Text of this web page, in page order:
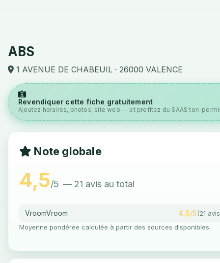
ABS
1 AVENUE DE CHABEUIL · 26000 VALENCE
Revendiquer cette fiche gratuitement
Ajoutez horaires, photos, site web — et profitez du SAAS ton-
Note globale
4,5/5 — 21 avis au total
VroomVroom 4,5/5(21
Moyenne pondérée calculée à partir des sources disponibles.